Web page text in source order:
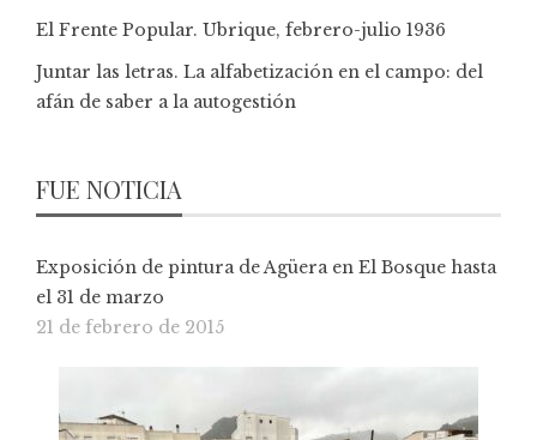
El Frente Popular. Ubrique, febrero-julio 1936
Juntar las letras. La alfabetización en el campo: del
afán de saber a la autogestión
FUE NOTICIA
Exposición de pintura de Agüera en El Bosque hasta
el 31 de marzo
21 de febrero de 2015